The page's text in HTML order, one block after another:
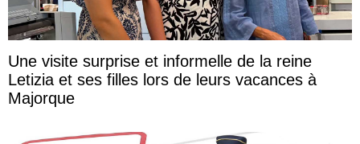
Une visite surprise et informelle de la reine
Letizia et ses filles lors de leurs vacances à
Majorque